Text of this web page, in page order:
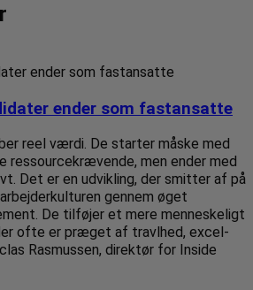
ender som fastansatte
reel værdi. De starter måske med
ressourcekrævende, men ender med
Det er en udvikling, der smitter af på
gennem øget
De tilføjer et mere menneskeligt
ofte er præget af travlhed, excel-
Rasmussen, direktør for Inside